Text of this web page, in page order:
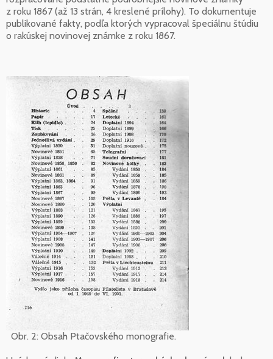
z roku 1867 (až 13 strán, 4 kreslené prílohy). To dokumentuje
publikované fakty, podľa ktorých vypracoval špeciálnu štúdiu
o rakúskej novinovej známke z roku 1867.
Obr. 2: Obsah Ptačovského monografie.